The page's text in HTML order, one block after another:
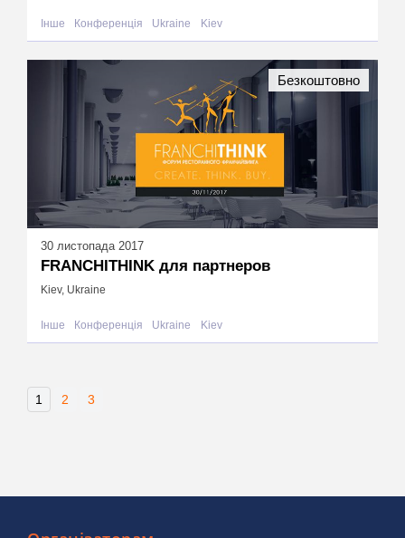
Інше Конференція Ukraine Kiev
30 листопада 2017
FRANCHITHINK для партнеров
Kiev, Ukraine
Інше Конференція Ukraine Kiev
Безкоштовно
1 2 3